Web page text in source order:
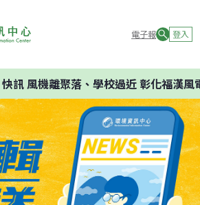
電子報 登入
快訊風機離聚落、學校過近 彰化福漢風